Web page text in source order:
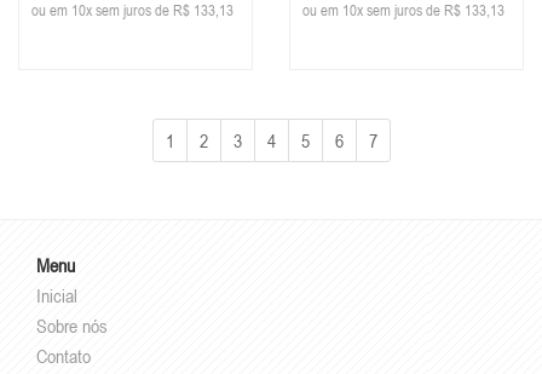
ou em 10x sem juros de R$ 133,13 ou em 10x sem juros de R$ 133,13
1 2 3 4 5 6 7
Menu
Inicial
Sobre nós
Contato